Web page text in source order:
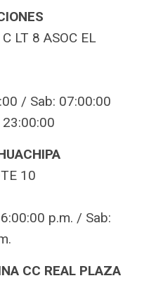
LT 8 ASOC EL
/ Sab: 07:00:00
10
p.m. / Sab:
CC REAL PLAZA